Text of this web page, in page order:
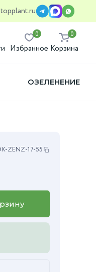
0
Избранное
0
Корзина
ОЗЕЛЕНЕНИЕ
ZENZ-17-55